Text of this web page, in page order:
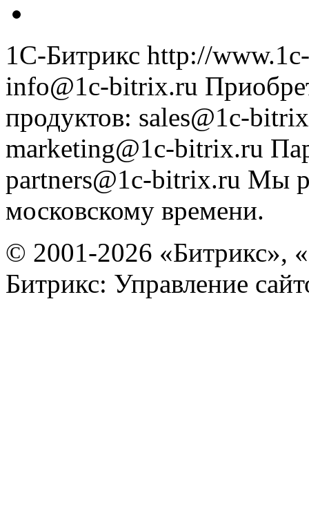
1С-Битрикс http://
info@1c-bitrix.ru
продуктов: sales@1c-
marketing@1c-bitrix.ru
partners@1c-bitrix.ru Мы
московскому времени.
© 2001-2026 «Битрикс»,
Битрикс: Управление